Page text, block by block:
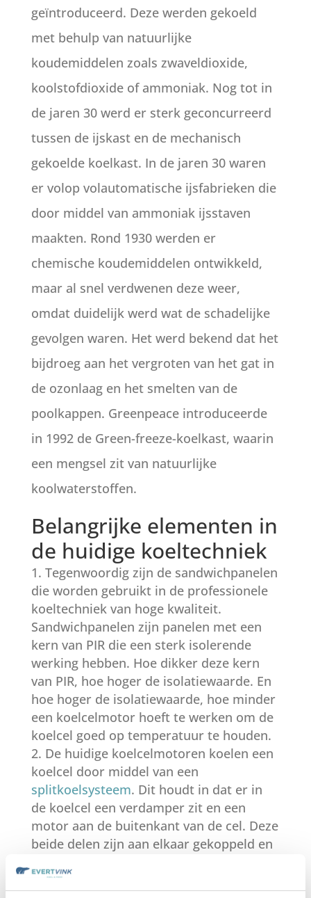
geïntroduceerd. Deze werden gekoeld
met behulp van natuurlijke
koudemiddelen zoals zwaveldioxide,
koolstofdioxide of ammoniak. Nog tot in
de jaren 30 werd er sterk geconcurreerd
tussen de ijskast en de mechanisch
gekoelde koelkast. In de jaren 30 waren
er volop volautomatische ijsfabrieken die
door middel van ammoniak ijsstaven
maakten. Rond 1930 werden er
chemische koudemiddelen ontwikkeld,
maar al snel verdwenen deze weer,
omdat duidelijk werd wat de schadelijke
gevolgen waren. Het werd bekend dat het
bijdroeg aan het vergroten van het gat in
de ozonlaag en het smelten van de
poolkappen. Greenpeace introduceerde
in 1992 de Green-freeze-koelkast, waarin
een mengsel zit van natuurlijke
koolwaterstoffen.
Belangrijke elementen in
de huidige koeltechniek
Tegenwoordig zijn de sandwichpanelen
die worden gebruikt in de professionele
koeltechniek van hoge kwaliteit.
Sandwichpanelen zijn panelen met een
kern van PIR die een sterk isolerende
werking hebben. Hoe dikker deze kern
van PIR, hoe hoger de isolatiewaarde. En
hoe hoger de isolatiewaarde, hoe minder
een koelcelmotor hoeft te werken om de
koelcel goed op temperatuur te houden.
De huidige koelcelmotoren koelen een
koelcel door middel van een
splitkoelsysteem. Dit houdt in dat er in
de koelcel een verdamper zit en een
motor aan de buitenkant van de cel. Deze
beide delen zijn aan elkaar gekoppeld en
verneveld, hieruit wordt de warmte